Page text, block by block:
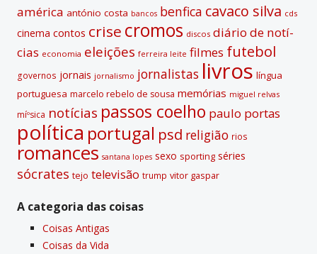
américa antónio costa bancos benfica cavaco silva cds
cinema contos crise cromos discos diário de notí­
cias economia eleições ferreira leite filmes futebol
governos jornais jornalismo jornalistas livros lí­ngua
portuguesa marcelo rebelo de sousa memórias miguel relvas
míºsica notí­cias passos coelho paulo portas
polí­tica portugal psd religião rios
romances santana lopes sexo sporting séries
sócrates tejo televisão trump vitor gaspar
A categoria das coisas
Coisas Antigas
Coisas da Vida